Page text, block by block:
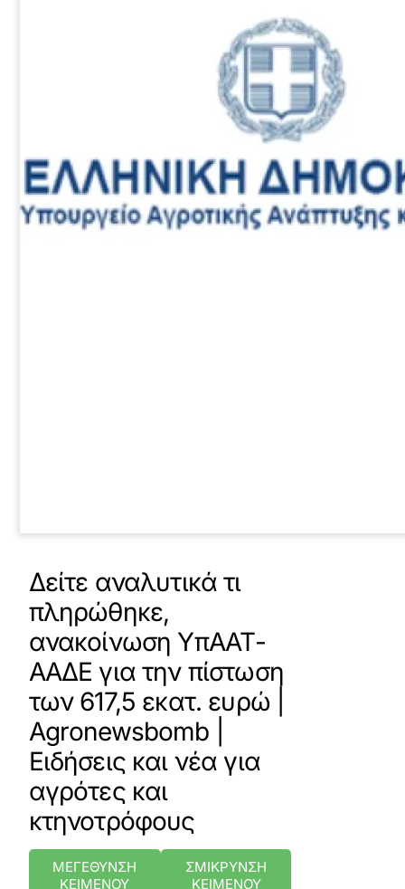
Δείτε αναλυτικά τι
πληρώθηκε,
ανακοίνωση ΥπΑΑΤ-
ΑΑΔΕ για την πίστωση
των 617,5 εκατ. ευρώ |
Agronewsbomb |
Ειδήσεις και νέα για
αγρότες και
κτηνοτρόφους
ΜΕΓΕΘΥΝΣΗ
ΚΕΙΜΕΝΟΥ
ΣΜΙΚΡΥΝΣΗ
ΚΕΙΜΕΝΟΥ